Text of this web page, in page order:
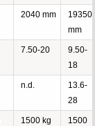
2040 mm
19350
mm
7.50-20
9.50-
18
n.d.
13.6-
28
1500 kg
1500